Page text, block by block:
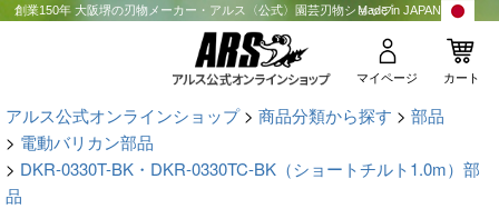
創業150年 大阪堺の刃物メーカー・アルス〈公式〉園芸刃物ショップMade in JAPAN
マイページ カート
アルス公式オンラインショップ 商品分類から探す
部品
電動バリカン部品
DKR-0330T-BK・DKR-0330TC-BK（ショートチルト1.0m）部
品